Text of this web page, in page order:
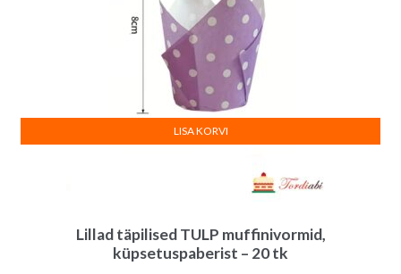
Lillad täpilised TULP muffinivormid,
küpsetuspaberist – 20 tk
LISA KORVI